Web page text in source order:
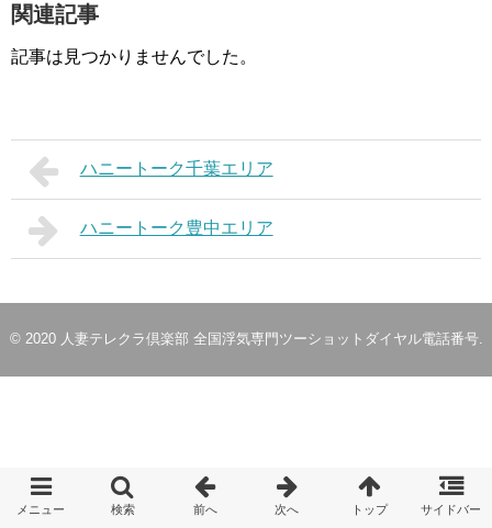
関連記事
記事は見つかりませんでした。
ハニートーク千葉エリア
ハニートーク豊中エリア
© 2020 人妻テレクラ倶楽部 全国浮気専門ツーショットダイヤル電話番号.